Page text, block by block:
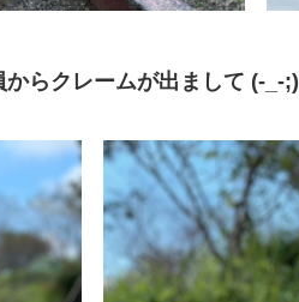
らクレームが出まして (-_-;)